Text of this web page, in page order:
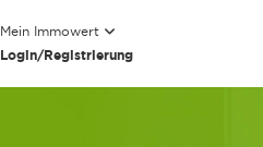
Mein Immowert
Login/Registrierung